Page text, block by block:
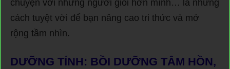
chuyện với những người giỏi hơn mình… là những
cách tuyệt vời để bạn nâng cao tri thức và mở
rộng tầm nhìn.
DƯỠNG TÍNH: BỒI DƯỠNG TÂM HỒN,